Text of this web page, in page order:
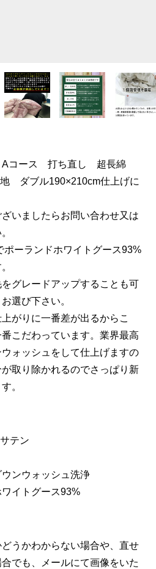
Aコース 打ち直し 超長綿
ダブル190×210cm仕上げに
いましたらお問い合わせ又は
ポーランドホワイトグース93%
グレードアップすることも可
選び下さい。
がりに一番差が出るからこ
こだわっています。業界最高
ォッシュをして仕上げますの
取り除かれるのでさっぱり新
。
テン
ンウォッシュ洗浄
イトグース93%
うかわからない場合や、直せ
でも、メールにて画像をいた